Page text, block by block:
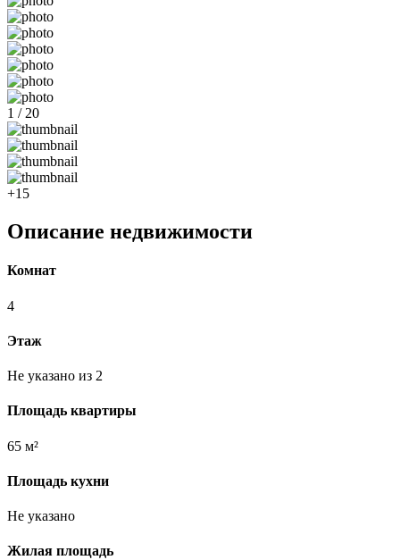
1 / 20
+15
Описание недвижимости
Комнат
4
Этаж
Не указано из 2
Площадь квартиры
65 м²
Площадь кухни
Не указано
Жилая площадь